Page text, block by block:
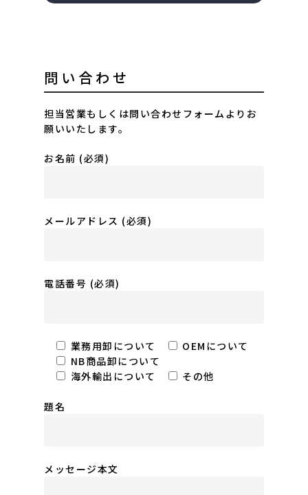
問い合わせ
担当営業もしくは問い合わせフォームよりお
願いいたします。
お名前 (必須)
メールアドレス (必須)
電話番号 (必須)
業務用卸について
OEMについて
NB商品卸について
海外輸出について
その他
題名
メッセージ本文